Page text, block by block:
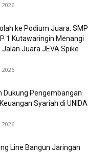
2026
ke Podium Juara: SMP
1 Kutawaringin Menangi
Jalan Juara JEVA Spike
2026
Dukung Pengembangan
Syariah di UNIDA
2026
Line Bangun Jaringan